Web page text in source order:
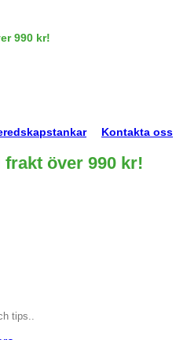
990 kr!
Kontakta oss
frakt över 990 kr!